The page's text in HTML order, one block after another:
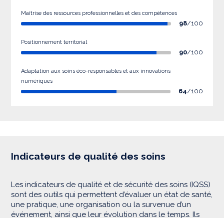
Maîtrise des ressources professionnelles et des compétences
98/100
Positionnement territorial
90/100
Adaptation aux soins éco-responsables et aux innovations
numériques
64/100
Indicateurs de qualité des soins
Les indicateurs de qualité et de sécurité des soins (IQSS)
sont des outils qui permettent d’évaluer un état de santé,
une pratique, une organisation ou la survenue d’un
événement, ainsi que leur évolution dans le temps. Ils